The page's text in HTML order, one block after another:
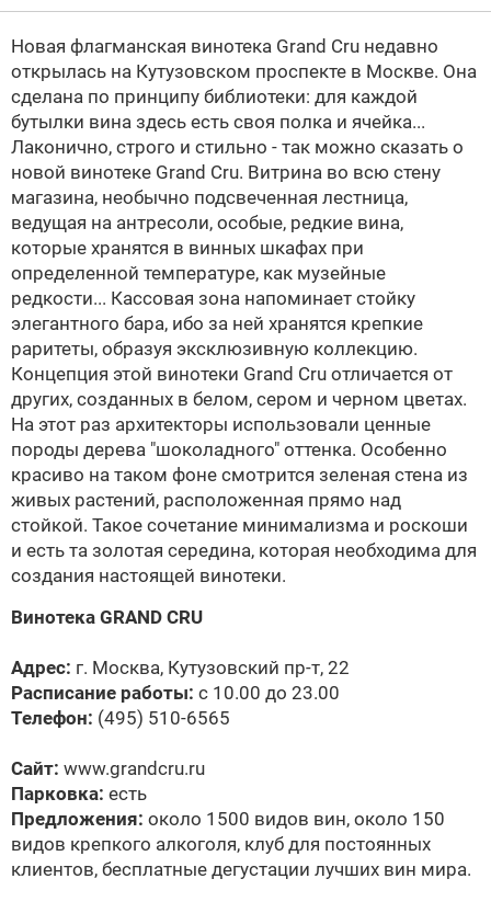
Новая флагманская винотека Grand Cru недавно
открылась на Кутузовском проспекте в Москве. Она
сделана по принципу библиотеки: для каждой
бутылки вина здесь есть своя полка и ячейка...
Лаконично, строго и стильно - так можно сказать о
новой винотеке Grand Cru. Витрина во всю стену
магазина, необычно подсвеченная лестница,
ведущая на антресоли, особые, редкие вина,
которые хранятся в винных шкафах при
определенной температуре, как музейные
редкости... Кассовая зона напоминает стойку
элегантного бара, ибо за ней хранятся крепкие
раритеты, образуя эксклюзивную коллекцию.
Концепция этой винотеки Grand Cru отличается от
других, созданных в белом, сером и черном цветах.
На этот раз архитекторы использовали ценные
породы дерева "шоколадного" оттенка. Особенно
красиво на таком фоне смотрится зеленая стена из
живых растений, расположенная прямо над
стойкой. Такое сочетание минимализма и роскоши
и есть та золотая середина, которая необходима для
создания настоящей винотеки.
Винотека GRAND CRU
Адрес: г. Москва, Кутузовский пр-т, 22
Расписание работы: с 10.00 до 23.00
Телефон: (495) 510-6565
Сайт: www.grandcru.ru
Парковка: есть
Предложения: около 1500 видов вин, около 150
видов крепкого алкоголя, клуб для постоянных
клиентов, бесплатные дегустации лучших вин мира.